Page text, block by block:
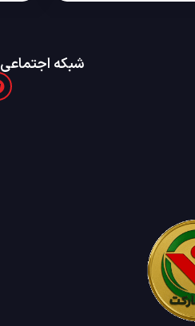
شبکه اجتماعی